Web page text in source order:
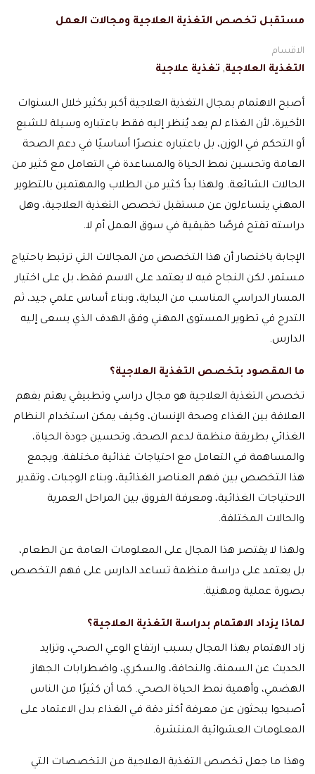
مستقبل تخصص التغذية العلاجية ومجالات العمل
الاقسام
التغذية العلاجية, تغذية علاجية
أصبح الاهتمام بمجال التغذية العلاجية أكبر بكثير خلال السنوات
الأخيرة، لأن الغذاء لم يعد يُنظر إليه فقط باعتباره وسيلة للشبع
أو التحكم في الوزن، بل باعتباره عنصرًا أساسيًا في دعم الصحة
العامة وتحسين نمط الحياة والمساعدة في التعامل مع كثير من
الحالات الشائعة. ولهذا بدأ كثير من الطلاب والمهتمين بالتطوير
المهني يتساءلون عن مستقبل تخصص التغذية العلاجية، وهل
دراسته تفتح فرصًا حقيقية في سوق العمل أم لا.
الإجابة باختصار أن هذا التخصص من المجالات التي ترتبط باحتياج
مستمر، لكن النجاح فيه لا يعتمد على الاسم فقط، بل على اختيار
المسار الدراسي المناسب من البداية، وبناء أساس علمي جيد، ثم
التدرج في تطوير المستوى المهني وفق الهدف الذي يسعى إليه
الدارس.
ما المقصود بتخصص التغذية العلاجية؟
تخصص التغذية العلاجية هو مجال دراسي وتطبيقي يهتم بفهم
العلاقة بين الغذاء وصحة الإنسان، وكيف يمكن استخدام النظام
الغذائي بطريقة منظمة لدعم الصحة، وتحسين جودة الحياة،
والمساهمة في التعامل مع احتياجات غذائية مختلفة. ويجمع
هذا التخصص بين فهم العناصر الغذائية، وبناء الوجبات، وتقدير
الاحتياجات الغذائية، ومعرفة الفروق بين المراحل العمرية
والحالات المختلفة.
ولهذا لا يقتصر هذا المجال على المعلومات العامة عن الطعام،
بل يعتمد على دراسة منظمة تساعد الدارس على فهم التخصص
بصورة عملية ومهنية.
لماذا يزداد الاهتمام بدراسة التغذية العلاجية؟
زاد الاهتمام بهذا المجال بسبب ارتفاع الوعي الصحي، وتزايد
الحديث عن السمنة، والنحافة، والسكري، واضطرابات الجهاز
الهضمي، وأهمية نمط الحياة الصحي. كما أن كثيرًا من الناس
أصبحوا يبحثون عن معرفة أكثر دقة في الغذاء بدل الاعتماد على
المعلومات العشوائية المنتشرة.
وهذا ما جعل تخصص التغذية العلاجية من التخصصات التي